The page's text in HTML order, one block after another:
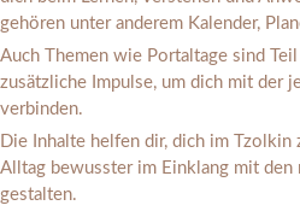
gehören unter anderem Kalender,
Auch Themen wie Portaltage sind
zusätzliche Impulse, um dich mit der
verbinden.
Die Inhalte helfen dir, dich im Tzolkin
Alltag bewusster im Einklang mit den
gestalten.